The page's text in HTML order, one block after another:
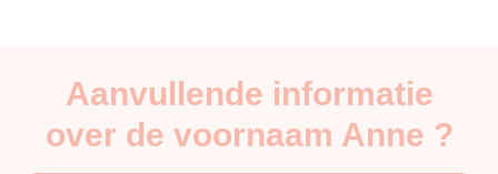
Aanvullende informatie
over de voornaam Anne ?